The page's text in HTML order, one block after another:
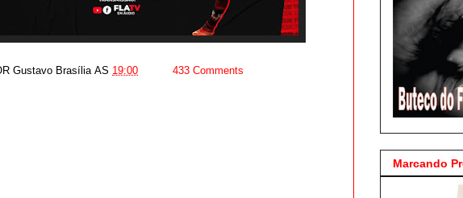
Gustavo Brasília AS 19:00 433 Comments
Marcando